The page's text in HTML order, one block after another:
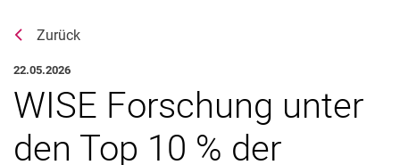
Aktuelles
Stellenangebote
Zurück
22.05.2026
WISE Forschung unter
den Top 10 % der